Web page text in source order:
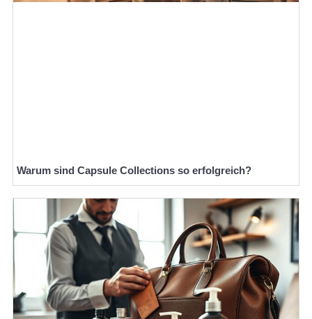
Warum sind Capsule Collections so erfolgreich?